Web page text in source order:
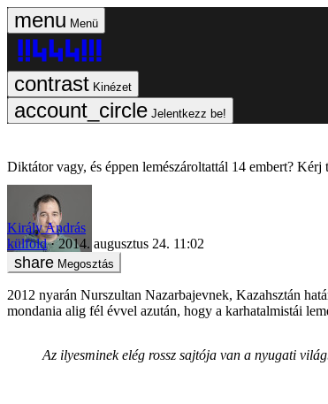
Menü
Kinézet
Jelentkezz be!
Diktátor vagy, és éppen lemészároltattál 14 embert?
Király András
külföld
2014. augusztus 24. 11:02
Megosztás
2012 nyarán Nurszultan Nazarbajevnek, Kazahsztán
mondania alig fél évvel azután, hogy a karhatalmistái
Az ilyesminek elég rossz sajtója van a nyugati